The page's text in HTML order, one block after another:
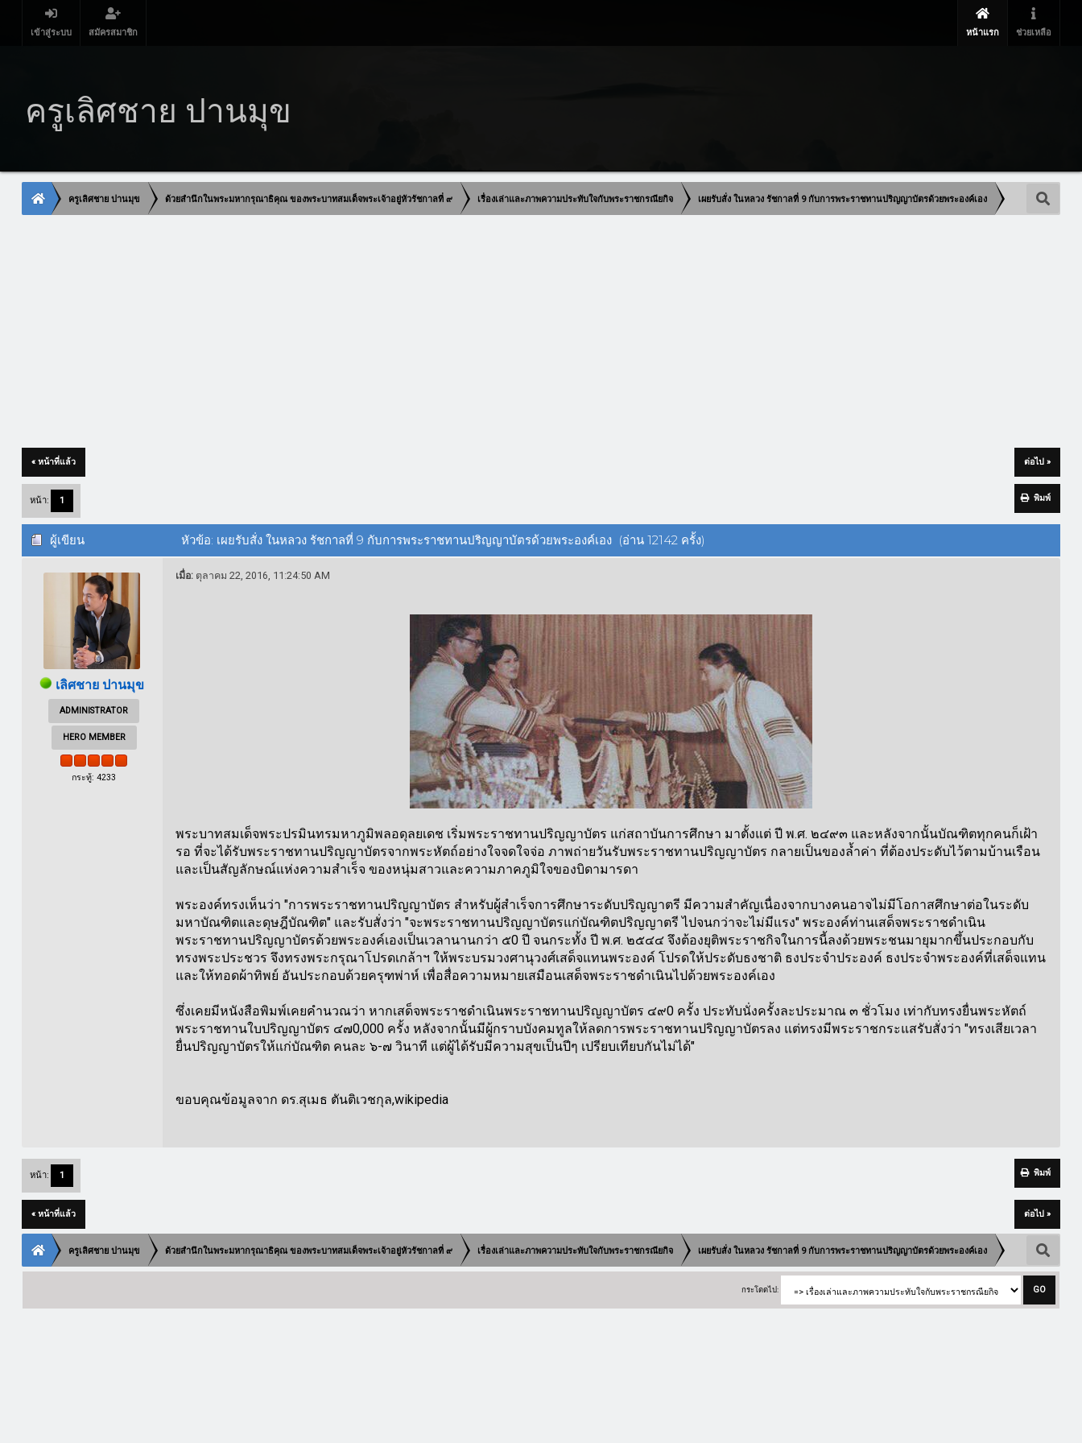
เข้าสู่ระบบ สมัครสมาชิก หน้าแรก ช่วยเหลือ
ครูเลิศชาย ปานมุข
ครูเลิศชาย ปานมุข ด้วยสำนึกในพระมหากรุณาธิคุณ ของพระบาทสมเด็จพระเจ้าอยู่หัวรัชกาลที่ ๙ เรื่องเล่าและภาพความประทับใจกับพระราชกรณียกิจ เผยรับสั่ง ในหลวง รัชกาลที่ 9 กับการพระราชทานปริญญาบัตรด้วยพระองค์เอง
« หน้าที่แล้ว ต่อไป »
พิมพ์
หน้า: 1
ผู้เขียน หัวข้อ: เผยรับสั่ง ในหลวง รัชกาลที่ 9 กับการพระราชทานปริญญาบัตรด้วยพระองค์เอง (อ่าน 12142 ครั้ง)
เลิศชาย ปานมุข
ADMINISTRATOR
HERO MEMBER
กระทู้: 4233
เมื่อ:ตุลาคม 22, 2016, 11:24:50 AM
พระบาทสมเด็จพระปรมินทรมหาภูมิพลอดุลยเดช เริ่มพระราชทานปริญญาบัตร แก่สถาบันการศึกษา มาตั้งแต่ ปี พ.ศ. ๒๔๙๓ และหลังจากนั้นบัณฑิตทุกคนก็เฝ้า
รอ ที่จะได้รับพระราชทานปริญญาบัตรจากพระหัตถ์อย่างใจจดใจจ่อ ภาพถ่ายวันรับพระราชทานปริญญาบัตร กลายเป็นของล้ำค่า ที่ต้องประดับไว้ตามบ้านเรือน
และเป็นสัญลักษณ์แห่งความสำเร็จ ของหนุ่มสาวและความภาคภูมิใจของบิดามารดา
พระองค์ทรงเห็นว่า "การพระราชทานปริญญาบัตร สำหรับผู้สำเร็จการศึกษาระดับปริญญาตรี มีความสำคัญเนื่องจากบางคนอาจไม่มีโอกาสศึกษาต่อในระดับ
มหาบัณฑิตและดุษฎีบัณฑิต" และรับสั่งว่า "จะพระราชทานปริญญาบัตรแก่บัณฑิตปริญญาตรี ไปจนกว่าจะไม่มีแรง" พระองค์ท่านเสด็จพระราชดำเนิน
พระราชทานปริญญาบัตรด้วยพระองค์เองเป็นเวลานานกว่า ๕0 ปี จนกระทั้ง ปี พ.ศ. ๒๕๔๔ จึงต้องยุติพระราชกิจในการนี้ลงด้วยพระชนมายุมากขึ้นประกอบกับ
ทรงพระประชวร จึงทรงพระกรุณาโปรดเกล้าฯ ให้พระบรมวงศานุวงศ์เสด็จแทนพระองค์ โปรดให้ประดับธงชาติ ธงประจำประองค์ ธงประจำพระองค์ที่เสด็จแทน
และให้ทอดผ้าทิพย์ อันประกอบด้วยครุฑพ่าห์ เพื่อสื่อความหมายเสมือนเสด็จพระราชดำเนินไปด้วยพระองค์เอง
ซึ่งเคยมีหนังสือพิมพ์เคยคำนวณว่า หากเสด็จพระราชดำเนินพระราชทานปริญญาบัตร ๔๙0 ครั้ง ประทับนั่งครั้งละประมาณ ๓ ชั่วโมง เท่ากับทรงยื่นพระหัตถ์
พระราชทานใบปริญญาบัตร ๔๗0,000 ครั้ง หลังจากนั้นมีผู้กราบบังคมทูลให้ลดการพระราชทานปริญญาบัตรลง แต่ทรงมีพระราชกระแสรับสั่งว่า "ทรงเสียเวลา
ยื่นปริญญาบัตรให้แก่บัณฑิต คนละ ๖-๗ วินาที แต่ผู้ได้รับมีความสุขเป็นปีๆ เปรียบเทียบกันไม่ได้"
ขอบคุณข้อมูลจาก ดร.สุเมธ ตันติเวชกุล,wikipedia
พิมพ์
หน้า: 1
« หน้าที่แล้ว ต่อไป »
ครูเลิศชาย ปานมุข ด้วยสำนึกในพระมหากรุณาธิคุณ ของพระบาทสมเด็จพระเจ้าอยู่หัวรัชกาลที่ ๙ เรื่องเล่าและภาพความประทับใจกับพระราชกรณียกิจ เผยรับสั่ง ในหลวง รัชกาลที่ 9 กับการพระราชทานปริญญาบัตรด้วยพระองค์เอง
กระโดดไป: